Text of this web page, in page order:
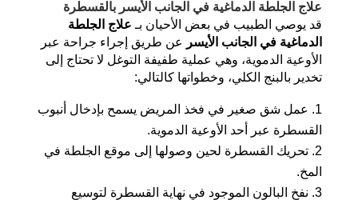
علاج الجلطة الدماغية في الجانب الأيسر بالقسطرة
قد يوصي الطبيب في بعض الأحيان بـ علاج الجلطة
الدماغية في الجانب الأيسر
عن طريق إجراء جراحة عبر
الأوعية الدموية، وهي عملية طفيفة التوغل لا تحتاج إلى
تخدير بالبنج الكلي، وخطواتها كالتالي:
عمل شق صغير في فخذ المريض يسمح بإدخال أنبوب
القسطرة عبر أحد الأوعية الدموية.
تحريك القسطرة لحين وصولها إلى موقع الجلطة في
المخ.
نفخ البالون الموجود في نهاية القسطرة لتوسيع